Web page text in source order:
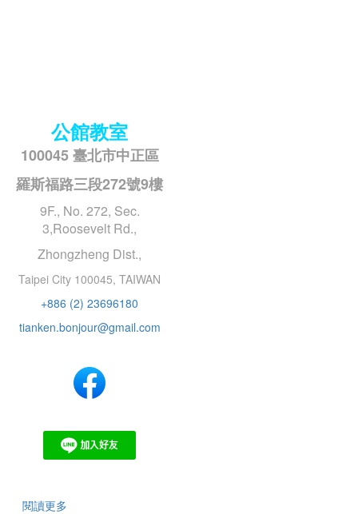
公館教室
100045 臺北市中正區
羅斯福路三段272號9樓
9F., No. 272, Sec.
3,Roosevelt Rd.,
Zhongzheng Dist.,
Taipei City 100045, TAIWAN
+886 (2) 23696180
tianken.bonjour@gmail.com
閱讀更多